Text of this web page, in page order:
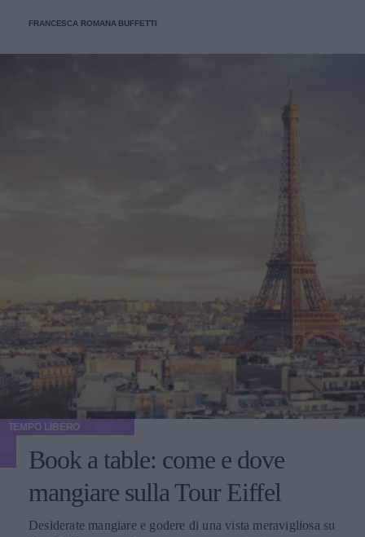
FRANCESCA ROMANA BUFFETTI
TEMPO LIBERO
Book a table: come e dove
mangiare sulla Tour Eiffel
Desiderate mangiare e godere di una vista meravigliosa su